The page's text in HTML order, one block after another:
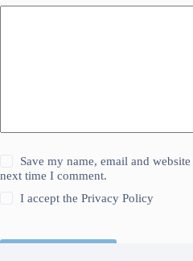
Save my name, email and
next time I comment.
I accept thePrivacy Policy